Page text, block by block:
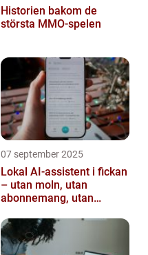
Historien bakom de
största MMO-spelen
07 september 2025
Lokal AI-assistent i fickan
– utan moln, utan
abonnemang, utan